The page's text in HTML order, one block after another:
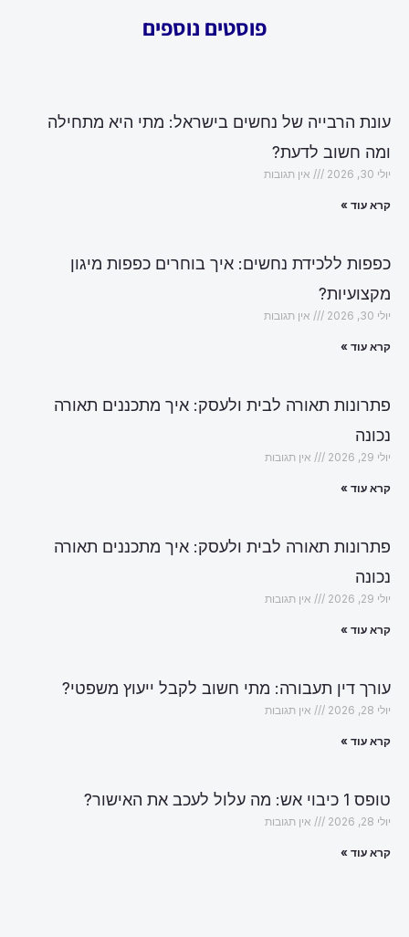
פוסטים נוספים
עונת הרבייה של נחשים בישראל: מתי היא מתחילה
ומה חשוב לדעת?
יולי 30, 2026 אין תגובות
קרא עוד »
כפפות ללכידת נחשים: איך בוחרים כפפות מיגון
מקצועיות?
יולי 30, 2026 אין תגובות
קרא עוד »
פתרונות תאורה לבית ולעסק: איך מתכננים תאורה
נכונה
יולי 29, 2026 אין תגובות
קרא עוד »
פתרונות תאורה לבית ולעסק: איך מתכננים תאורה
נכונה
יולי 29, 2026 אין תגובות
קרא עוד »
עורך דין תעבורה: מתי חשוב לקבל ייעוץ משפטי?
יולי 28, 2026 אין תגובות
קרא עוד »
טופס 1 כיבוי אש: מה עלול לעכב את האישור?
יולי 28, 2026 אין תגובות
קרא עוד »